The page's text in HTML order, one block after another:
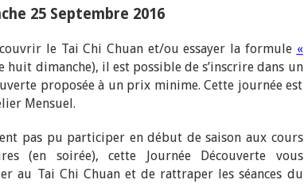
25 Septembre 2016
le Tai Chi Chuan et/ou essayer la formule «
huit dimanche), il est possible de s’inscrire dans un
proposée à un prix minime. Cette journée est
Mensuel.
pas pu participer en début de saison aux cours
(en soirée), cette Journée Découverte vous
au Tai Chi Chuan et de rattraper les séances du